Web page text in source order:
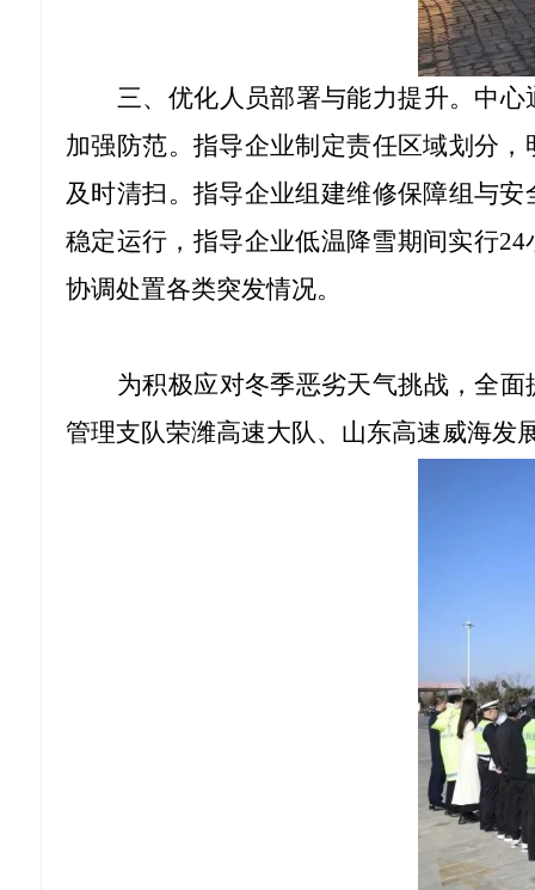
三、优化人员部署与能力提升。中
加强防范。指导企业制定责任区域划分
及时清扫。指导企业组建维修保障组与
稳定运行，指导企业低温降雪期间实行24
协调处置各类突发情况。
为积极应对冬季恶劣天气挑战，全
管理支队荣潍高速大队、山东高速威海发